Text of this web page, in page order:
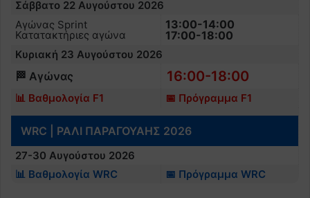
Σάββατο 22 Αυγούστου 2026
Αγώνας Sprint
Κατατακτήριες αγώνα
13:00-14:00
17:00-18:00
Κυριακή 23 Αυγούστου 2026
🏁 Αγώνας 16:00-18:00
📊 Βαθμολογία F1 📅 Πρόγραμμα F1
WRC | ΡΑΛΙ ΠΑΡΑΓΟΥΑΗΣ 2026
27-30 Αυγούστου 2026
📊 Βαθμολογία WRC
📅 Πρόγραμμα WRC